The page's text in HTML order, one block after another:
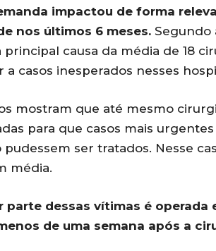
impactou de forma
nos últimos 6 meses. Segundo
principal causa da média de 18
a casos inesperados nesses
mostram que até mesmo
para que casos mais
pudessem ser tratados. Nesse
média.
parte dessas vítimas é operada
de uma semana após a